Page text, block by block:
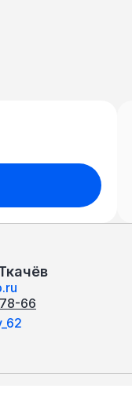
66